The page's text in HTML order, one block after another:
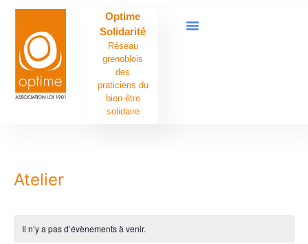
Optime
Solidarité
Réseau
grenoblois
des
praticiens du
bien-être
solidaire
Atelier
Il n’y a pas d’évènements à venir.